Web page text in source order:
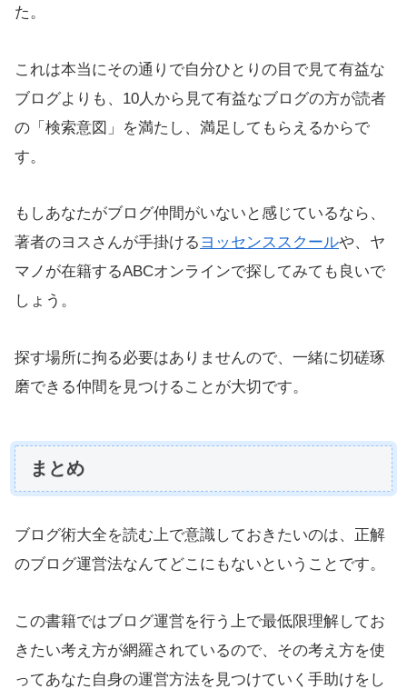
た。
これは本当にその通りで自分ひとりの目で見て有益な
ブログよりも、10人から見て有益なブログの方が読者
の「検索意図」を満たし、満足してもらえるからで
す。
もしあなたがブログ仲間がいないと感じているなら、
著者のヨスさんが手掛ける ヨッセンススクールや、ヤ
マノが在籍するABCオンラインで探してみても良いで
しょう。
探す場所に拘る必要はありませんので、一緒に切磋琢
磨できる仲間を見つけることが大切です。
まとめ
ブログ術大全を読む上で意識しておきたいのは、正解
のブログ運営法なんてどこにもないということです。
この書籍ではブログ運営を行う上で最低限理解してお
きたい考え方が網羅されているので、その考え方を使
ってあなた自身の運営方法を見つけていく手助けをし